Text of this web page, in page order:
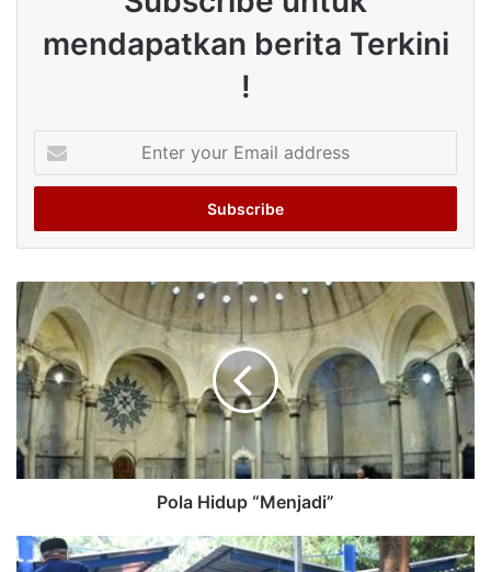
mendapatkan berita Terkini
!
your
Email
Pola Hidup “Menjadi”